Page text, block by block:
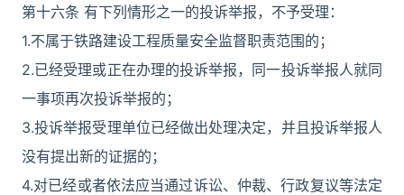
第十六条 有下列情形之一的投诉举报，不予受理：
1.不属于铁路建设工程质量安全监督职责范围的；
2.已经受理或正在办理的投诉举报，同一投诉举报人就同
一事项再次投诉举报的；
3.投诉举报受理单位已经做出处理决定，并且投诉举报人
没有提出新的证据的；
4.对已经或者依法应当通过诉讼、仲裁、行政复议等法定